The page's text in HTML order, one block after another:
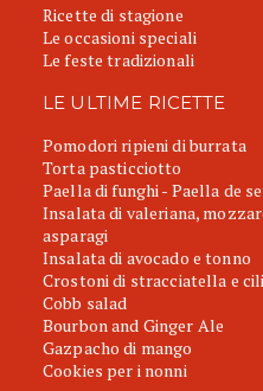
Ricette di stagione
Le occasioni speciali
Le feste tradizionali
LE ULTIME RICETTE
Pomodori ripieni di burrata
Torta pasticciotto
Paella di funghi - Paella de
Insalata di valeriana,
asparagi
Insalata di avocado e tonno
Crostoni di stracciatella e
Cobb salad
Bourbon and Ginger Ale
Gazpacho di mango
Cookies per i nonni